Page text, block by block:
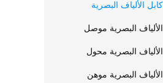
كابل الألياف البصرية
الألياف البصرية موصل
الألياف البصرية محول
الألياف البصرية موهن